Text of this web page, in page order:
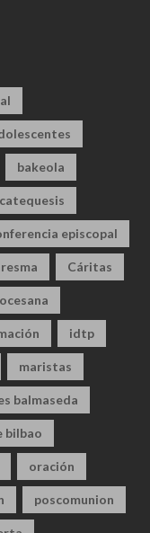
bakeola
catequesis
episcopal
Cáritas
idtp
maristas
balmaseda
bilbao
oración
poscomunion